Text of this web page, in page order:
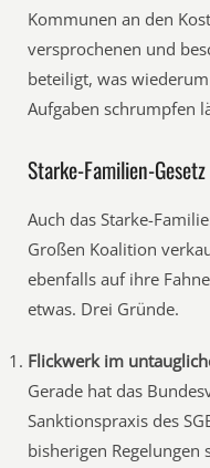
Kommunen an den
versprochenen und
beteiligt, was
Aufgaben schrumpfen
Starke-Familien-Gesetz
Auch das Starke-
Großen Koalition
ebenfalls auf ihre
etwas. Drei Gründe.
Flickwerk im
Gerade hat das
Sanktionspraxis des
bisherigen Regelungen